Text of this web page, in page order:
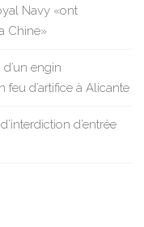
Navy «ont
Chine»
engin
d’artifice à Alicante
d’entrée